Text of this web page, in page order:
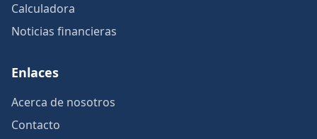
Calculadora
Noticias financieras
Enlaces
Acerca de nosotros
Contacto